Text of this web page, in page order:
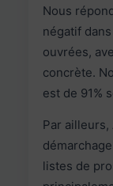
Nous
négatif
ouvrées,
concrète.
est de 91%
Par ailleurs,
listes de